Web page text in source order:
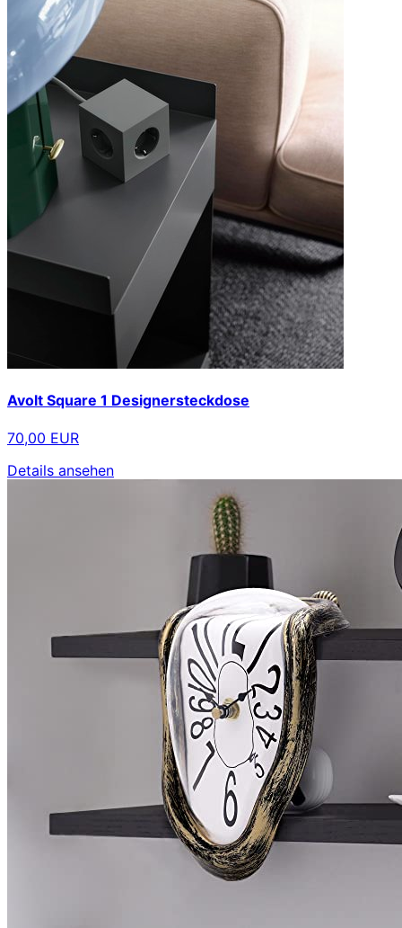
Avolt Square 1 Designersteckdose
70,00 EUR
Details ansehen